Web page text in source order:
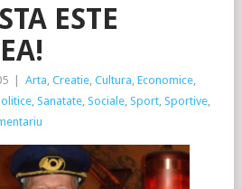
ESTE
Arta, Creatie, Cultura, Economice,
, Sanatate, Sociale, Sport, Sportive,